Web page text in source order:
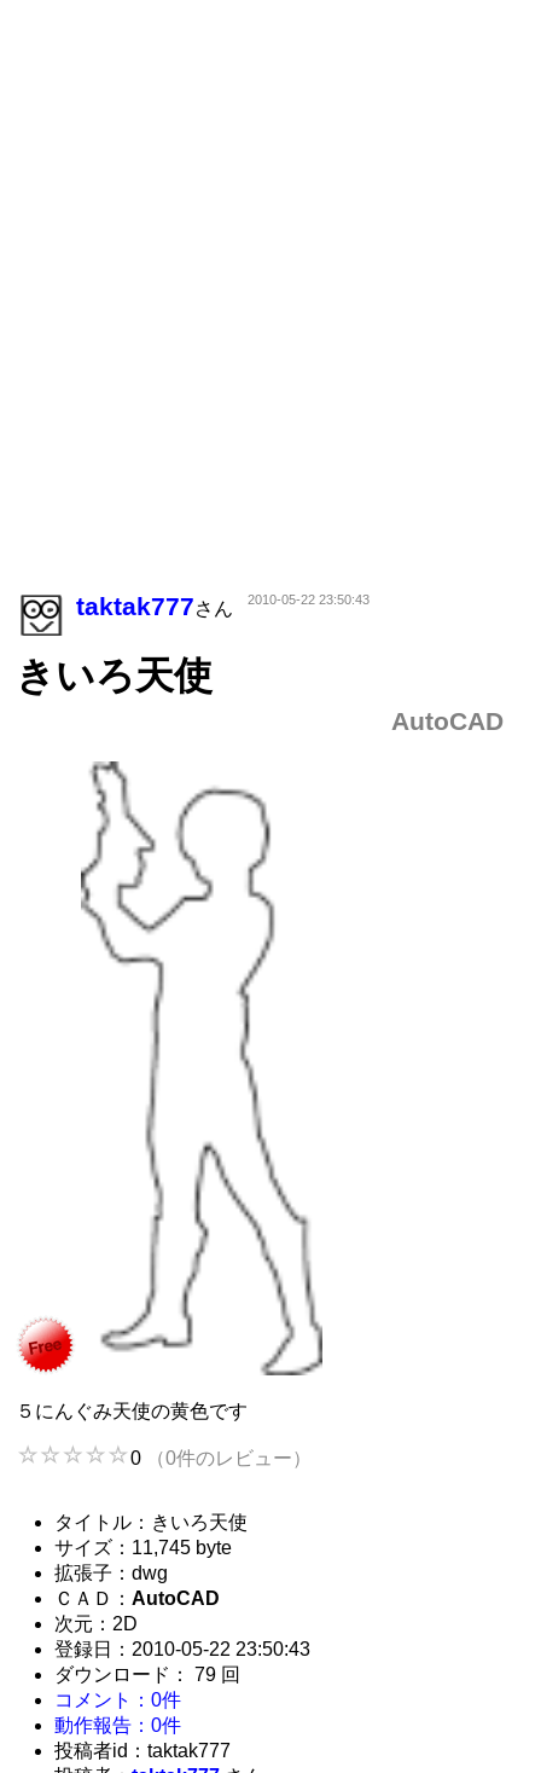
taktak777さん 2010-05-22 23:50:43
きいろ天使
AutoCAD
５にんぐみ天使の黄色です
0 （0件のレビュー）
タイトル：きいろ天使
サイズ：11,745 byte
拡張子：dwg
ＣＡＤ：AutoCAD
次元：2D
登録日：2010-05-22 23:50:43
ダウンロード： 79 回
コメント：0件
動作報告：0件
投稿者id：taktak777